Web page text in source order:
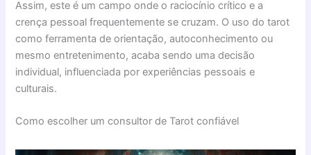
Assim, este é um campo onde o raciocínio crítico e a
crença pessoal frequentemente se cruzam. O uso do tarot
como ferramenta de orientação, autoconhecimento ou
mesmo entretenimento, acaba sendo uma decisão
individual, influenciada por experiências pessoais e
culturais.
Como escolher um consultor de Tarot confiável